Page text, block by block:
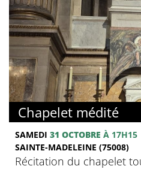
Chapelet médité
SAMEDI 31 OCTOBRE À 17H15
SAINTE-MADELEINE (75008)
Récitation du chapelet